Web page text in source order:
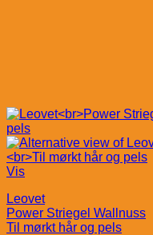
Vis
Leovet
Power Striegel Wallnuss
Til mørkt hår og pels